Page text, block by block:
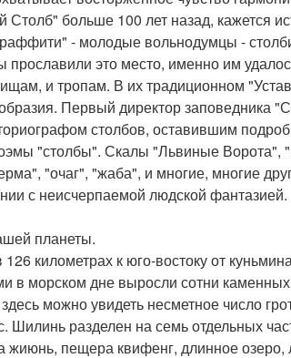
Столб" больше 100 лет назад, кажется
- молодые вольнодумцы -
прославили это место, именно им
и тропам. В их традиционном
Первый директор заповедника
столбов, оставившим
"столбы". Скалы "Львиные Ворота",
"очаг", "жаба", и многие, многие
с неисчерпаемой людской фантазией.
планеты.
километрах к юго-востоку от
в морском дне выросли сотни
можно увидеть несметное число
Шилинь разделен на семь отдельных
пещера квифенг, длинное